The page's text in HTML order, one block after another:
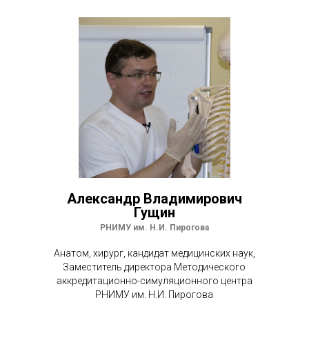
Александр Владимирович
Гущин
РНИМУ им. Н.И. Пирогова
Анатом, хирург, кандидат медицинских наук,
Заместитель директора Методического
аккредитационно-симуляционного центра
РНИМУ им. Н.И. Пирогова